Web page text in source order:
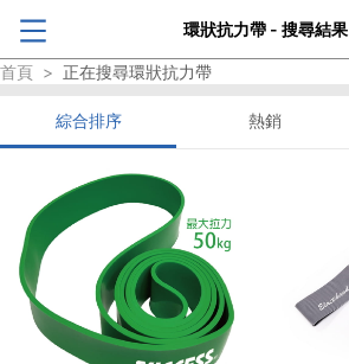
環狀抗力帶 - 搜尋結果
首頁 > 正在搜尋環狀抗力帶
綜合排序 熱銷